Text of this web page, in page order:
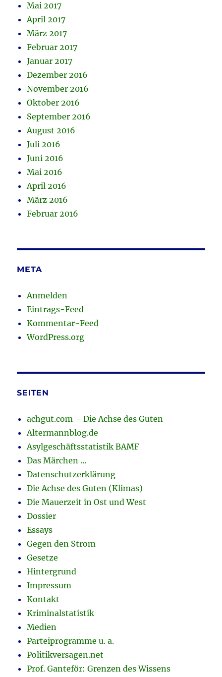
Mai 2017
April 2017
März 2017
Februar 2017
Januar 2017
Dezember 2016
November 2016
Oktober 2016
September 2016
August 2016
Juli 2016
Juni 2016
Mai 2016
April 2016
März 2016
Februar 2016
META
Anmelden
Eintrags-Feed
Kommentar-Feed
WordPress.org
SEITEN
achgut.com – Die Achse des Guten
Altermannblog.de
Asylgeschäftsstatistik BAMF
Das Märchen …
Datenschutzerklärung
Die Achse des Guten (Klimas)
Die Mauerzeit in Ost und West
Dossier
Essays
Gegen den Strom
Gesetze
Hintergrund
Impressum
Kontakt
Kriminalstatistik
Medien
Parteiprogramme u. a.
Politikversagen.net
Prof. Ganteför: Grenzen des Wissens